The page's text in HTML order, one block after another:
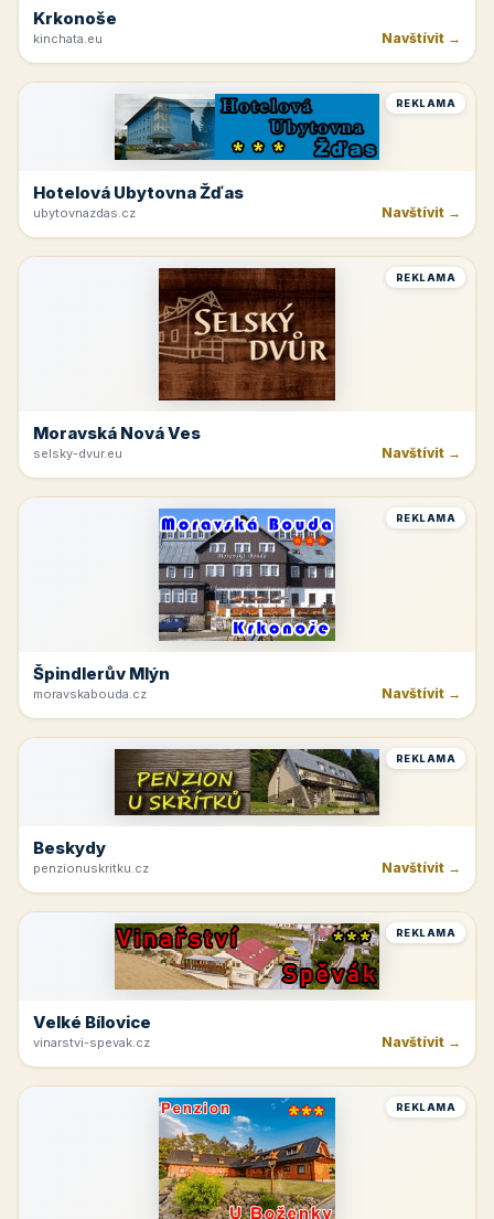
Krkonoše
kinchata.eu Navštívit →
REKLAMA
Hotelová Ubytovna Žďas
ubytovnazdas.cz Navštívit →
REKLAMA
Moravská Nová Ves
selsky-dvur.eu Navštívit →
REKLAMA
Špindlerův Mlýn
moravskabouda.cz Navštívit →
REKLAMA
Beskydy
penzionuskritku.cz Navštívit →
REKLAMA
Velké Bílovice
vinarstvi-spevak.cz Navštívit →
REKLAMA